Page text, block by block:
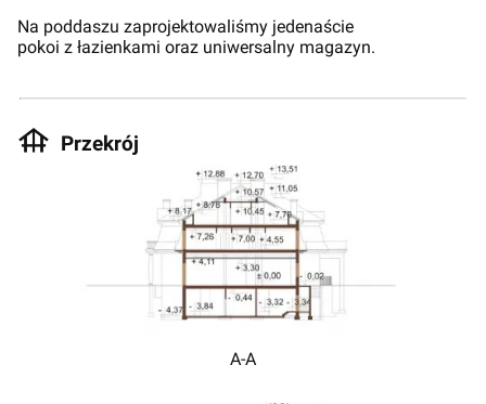
Na poddaszu zaprojektowaliśmy jedenaście
pokoi z łazienkami oraz uniwersalny magazyn.
Przekrój
A-A